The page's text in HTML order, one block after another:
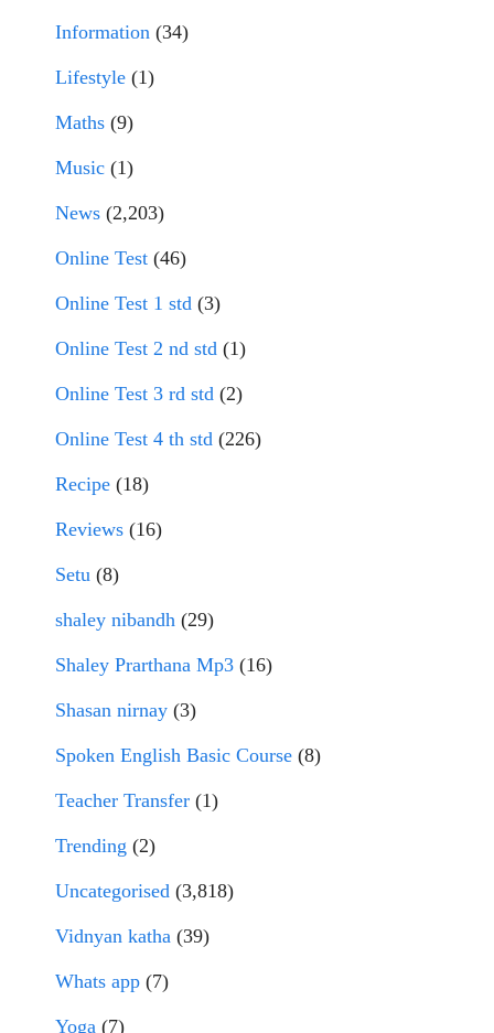
Information (34)
Lifestyle (1)
Maths (9)
Music (1)
News (2,203)
Online Test (46)
Online Test 1 std (3)
Online Test 2 nd std (1)
Online Test 3 rd std (2)
Online Test 4 th std (226)
Recipe (18)
Reviews (16)
Setu (8)
shaley nibandh (29)
Shaley Prarthana Mp3 (16)
Shasan nirnay (3)
Spoken English Basic Course (8)
Teacher Transfer (1)
Trending (2)
Uncategorised (3,818)
Vidnyan katha (39)
Whats app (7)
Yoga (7)